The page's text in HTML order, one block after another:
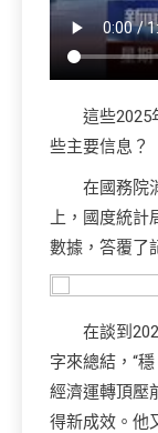
這些2025
些主要信息？
在國務院
上，國度統
數據，答覆了
在談到
字來總結，“
經濟運轉頂壓
得新成效。他